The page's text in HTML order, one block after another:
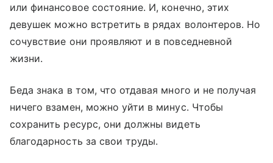
или финансовое состояние. И, конечно, этих
девушек можно встретить в рядах волонтеров. Но
сочувствие они проявляют и в повседневной
жизни.
Беда знака в том, что отдавая много и не получая
ничего взамен, можно уйти в минус. Чтобы
сохранить ресурс, они должны видеть
благодарность за свои труды.